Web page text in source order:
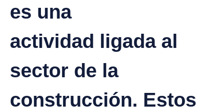
es una
actividad ligada al
sector de la
construcción. Estos